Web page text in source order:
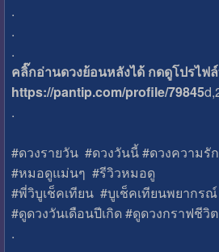
.
.
.
คลิ๊กอ่านดวงย้อนหลังได้ กดดูโปรไฟ
https://pantip.com/profile/79845
.
#ดวงรายวัน​ #ดวงวันนี้ #ดวงความรัก
#หมอดูแม่นๆ #รีวิวหมอดู
#พี่วิบูเช็คเทียน #บูเช็คเทียนพยากรณ์
#ดูดวงวันเดือนปีเกิด #ดูดวงกราฟชีวิต
.